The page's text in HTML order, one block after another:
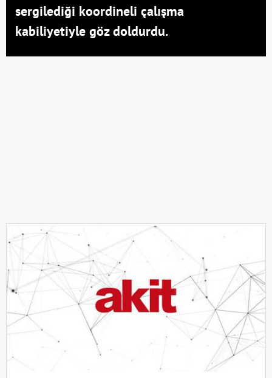
sergilediği koordineli çalışma
kabiliyetiyle göz doldurdu.